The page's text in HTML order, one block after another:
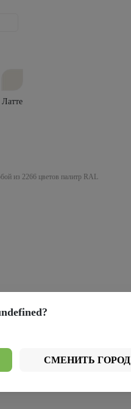
Латте
из 2266 цветов палитр RAL
СМЕНИТЬ ГОРОД